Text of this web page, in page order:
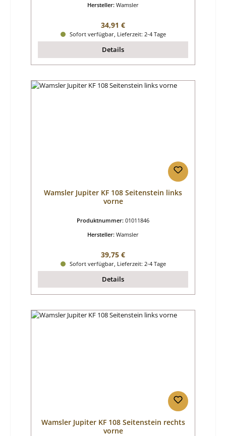
Hersteller: Wamsler
Regulärer Preis:
34,91 €
Sofort verfügbar, Lieferzeit: 2-4 Tage
Details
Wamsler Jupiter KF 108 Seitenstein links
vorne
Produktnummer: 01011846
Hersteller: Wamsler
Regulärer Preis:
39,75 €
Sofort verfügbar, Lieferzeit: 2-4 Tage
Details
Wamsler Jupiter KF 108 Seitenstein rechts
vorne